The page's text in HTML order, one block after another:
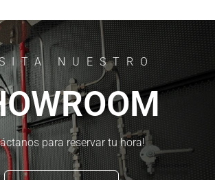
NUESTRO
para reservar tu hora!